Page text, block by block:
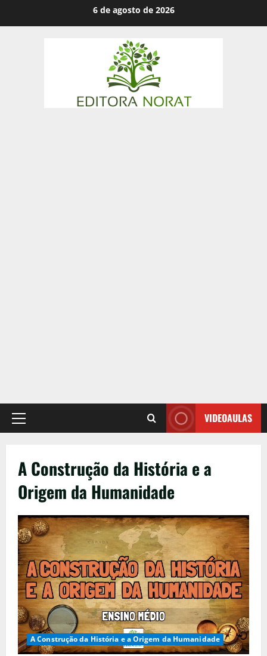
6 de agosto de 2026
Primary
VIDEOAULAS
A Construção da História e a
Origem da Humanidade
A Construção da História e a Origem da Humanidade